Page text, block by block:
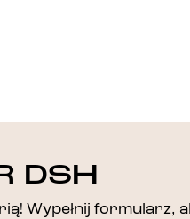
DSH
Wypełnij formularz,